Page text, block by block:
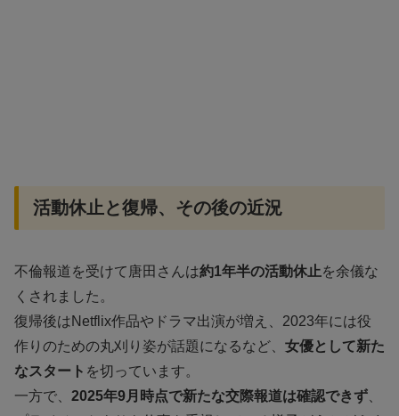
活動休止と復帰、その後の近況
不倫報道を受けて唐田さんは約1年半の活動休止を余儀な
くされました。
復帰後はNetflix作品やドラマ出演が増え、2023年には役
作りのための丸刈り姿が話題になるなど、 女優として新た
なスタート を切っています。
一方で、 2025年9月時点で新たな交際報道は確認できず